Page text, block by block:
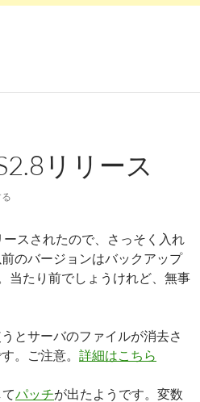
リリース
スされたので、さっそく入れ
のバージョンはバックアップ
当たり前でしょうけれど、無事
とサーバのファイルが消去さ
。ご注意。 詳細はこちら
パッチが出たようです。変数